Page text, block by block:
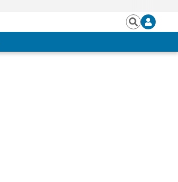
BuscarIniciar
sesión